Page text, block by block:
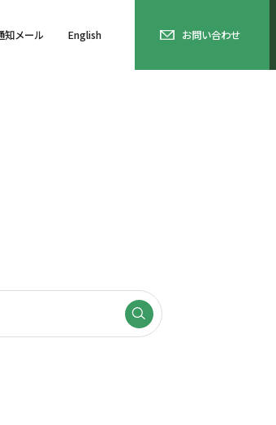
知メール English お問い合わせ